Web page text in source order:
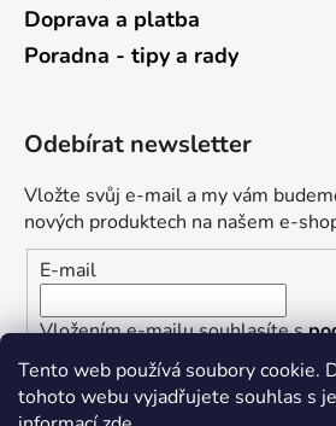
Tento web používá soubory cookie.
tohoto webu vyjadřujete souhlas s
Doprava a platba
Poradna - tipy a rady
Odebírat newsletter
Vložte svůj e-mail a my vám
nových produktech na našem e-
E-mail
Vložením e-mailu souhlasíte s
osobních údajů
PŘIHLÁSIT SE